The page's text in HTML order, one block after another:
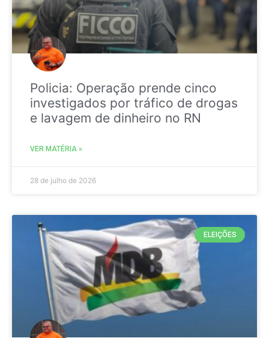
Policia: Operação prende cinco
investigados por tráfico de drogas
e lavagem de dinheiro no RN
VER MATÉRIA »
28 de julho de 2026
ELEIÇÕES